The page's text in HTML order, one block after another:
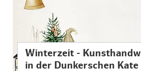
Winterzeit -
in der Dunkerschen Kate